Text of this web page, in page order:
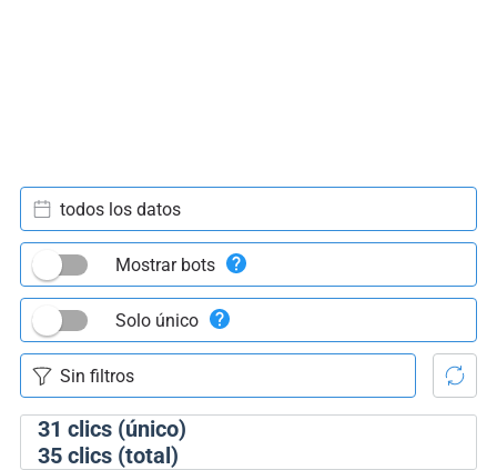
31 clics (único)
35clics (total)
todos los datos
Mostrar bots
Solo único